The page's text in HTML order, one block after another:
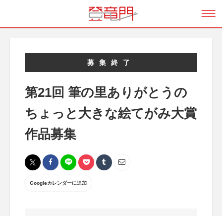
募集終了
第21回 筆の里ありがとうの
ちょっと大きな絵てがみ大賞
作品募集
Googleカレンダーに追加